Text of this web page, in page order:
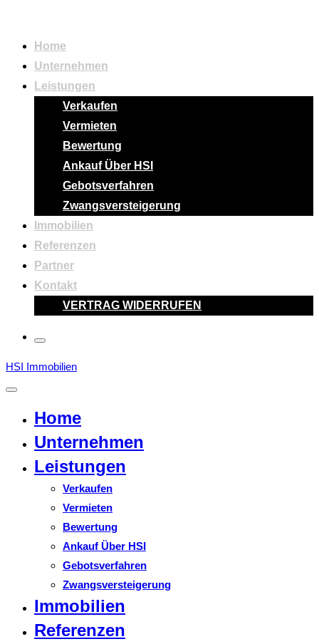
Home
Unternehmen
Leistungen
Verkaufen
Vermieten
Bewertung
Ankauf Über HSI
Gebotsverfahren
Zwangsversteigerung
Immobilien
Referenzen
Partner
Kontakt
VERTRAG WIDERRUFEN
HSI Immobilien
Home
Unternehmen
Leistungen
Verkaufen
Vermieten
Bewertung
Ankauf Über HSI
Gebotsverfahren
Zwangsversteigerung
Immobilien
Referenzen